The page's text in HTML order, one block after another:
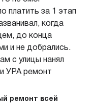
платить за 1 этап
когда
до конца
и не добрались.
с улицы нанял
УРА ремонт
ремонт всей